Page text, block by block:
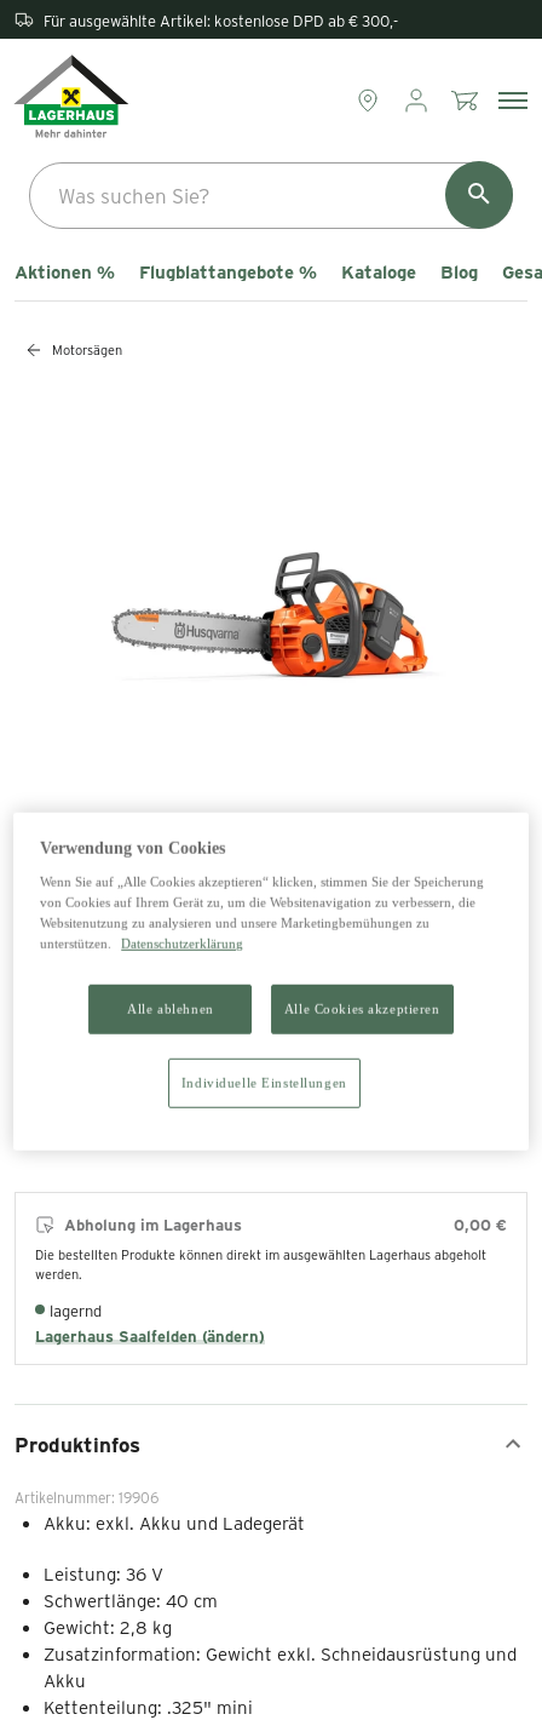
Rückgabe direkt im Lagerhaus
Aktionen % Flugblattangebote % Kataloge Blog
Motorsägen
Husqvarna Akku-Motorsäge 435i
510,00 €
Abholung im Lagerhaus 0,00 €
Die bestellten Produkte können direkt im ausgewählten Lagerhaus abgeholt
werden.
lagernd
Lagerhaus Saalfelden (ändern)
Produktinfos
Artikelnummer: 19906
Akku: exkl. Akku und Ladegerät
Leistung: 36 V
Schwertlänge: 40 cm
Gewicht: 2,8 kg
Zusatzinformation: Gewicht exkl. Schneidausrüstung und
Akku
Kettenteilung: .325" mini
Verwendung von Cookies
Wenn Sie auf „Alle Cookies akzeptieren“ klicken, stimmen Sie der Speicherung
von Cookies auf Ihrem Gerät zu, um die Websitenavigation zu verbessern, die
Websitenutzung zu analysieren und unsere Marketingbemühungen zu
unterstützen.
Datenschutzerklärung
Alle ablehnen Alle Cookies akzeptieren
Individuelle Einstellungen